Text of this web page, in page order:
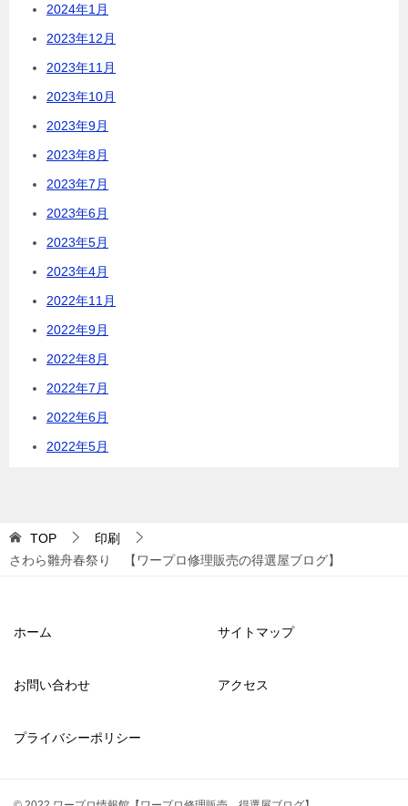
2024年1月
2023年12月
2023年11月
2023年10月
2023年9月
2023年8月
2023年7月
2023年6月
2023年5月
2023年4月
2022年11月
2022年9月
2022年8月
2022年7月
2022年6月
2022年5月
TOP
印刷
さわら雛舟春祭り 【ワープロ修理販売の得選屋ブログ】
ホーム サイトマップ
お問い合わせ アクセス
プライバシーポリシー